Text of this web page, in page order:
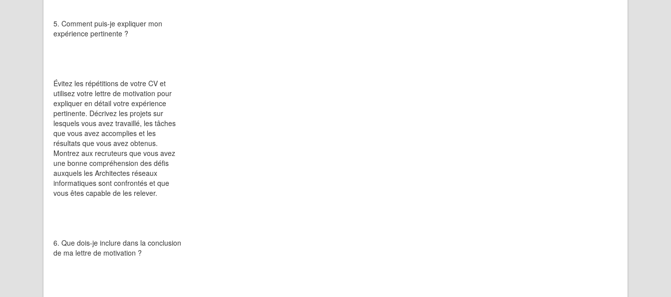
5. Comment puis-je expliquer mon
expérience pertinente ?
Évitez les répétitions de votre CV et
utilisez votre lettre de motivation pour
expliquer en détail votre expérience
pertinente. Décrivez les projets sur
lesquels vous avez travaillé, les tâches
que vous avez accomplies et les
résultats que vous avez obtenus.
Montrez aux recruteurs que vous avez
une bonne compréhension des défis
auxquels les Architectes réseaux
informatiques sont confrontés et que
vous êtes capable de les relever.
6. Que dois-je inclure dans la conclusion
de ma lettre de motivation ?